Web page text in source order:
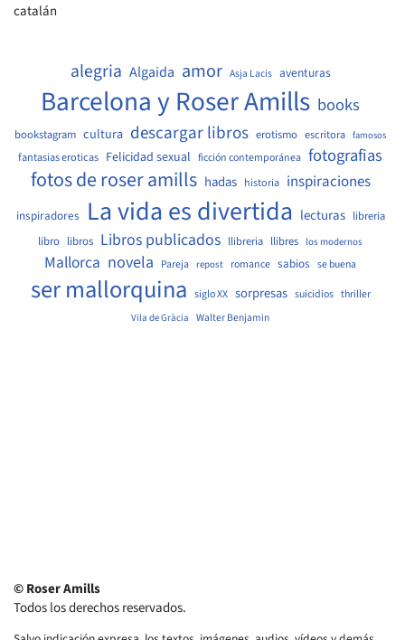
catalán
alegria Algaida amor Asja Lacis aventuras
Barcelona y Roser Amills books
bookstagram cultura descargar libros erotismo escritora famosos
fantasias eroticas Felicidad sexual ficción contemporánea fotografias
fotos de roser amills hadas historia inspiraciones
inspiradores La vida es divertida lecturas libreria
libro libros Libros publicados llibreria llibres los modernos
Mallorca novela Pareja repost romance sabios se buena
ser mallorquina siglo XX sorpresas suicidios thriller
Vila de Gràcia Walter Benjamin
© Roser Amills
Todos los derechos reservados.